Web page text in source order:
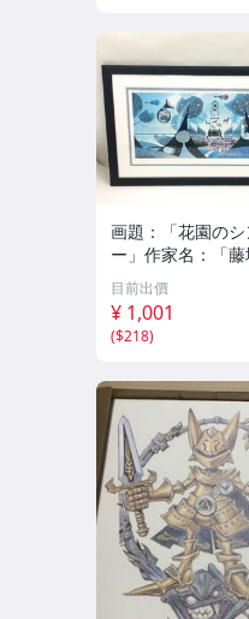
画題：「花園の
ー」作家名：「藤
61/500 額付き 縦
横55.5cm 厚1cm
古 【UW070631
目前出價
¥ 1,001
($218)